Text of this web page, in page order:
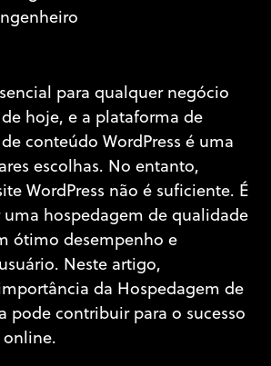
para qualquer negócio
hoje, e a plataforma de
conteúdo WordPress é uma
escolhas. No entanto,
WordPress não é suficiente. É
uma hospedagem de qualidade
ótimo desempenho e
Neste artigo,
da Hospedagem de
pode contribuir para o sucesso
online.